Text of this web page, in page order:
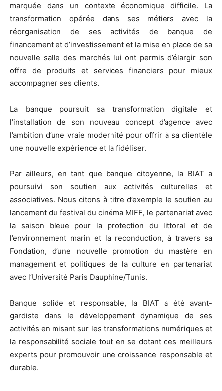
marquée dans un contexte économique difficile. La
transformation opérée dans ses métiers avec la
réorganisation de ses activités de banque de
financement et d’investissement et la mise en place de sa
nouvelle salle des marchés lui ont permis d’élargir son
offre de produits et services financiers pour mieux
accompagner ses clients.
La banque poursuit sa transformation digitale et
l’installation de son nouveau concept d’agence avec
l’ambition d’une vraie modernité pour offrir à sa clientèle
une nouvelle expérience et la fidéliser.
Par ailleurs, en tant que banque citoyenne, la BIAT a
poursuivi son soutien aux activités culturelles et
associatives. Nous citons à titre d’exemple le soutien au
lancement du festival du cinéma MIFF, le partenariat avec
la saison bleue pour la protection du littoral et de
l’environnement marin et la reconduction, à travers sa
Fondation, d’une nouvelle promotion du mastère en
management et politiques de la culture en partenariat
avec l’Université Paris Dauphine/Tunis.
Banque solide et responsable, la BIAT a été avant-
gardiste dans le développement dynamique de ses
activités en misant sur les transformations numériques et
la responsabilité sociale tout en se dotant des meilleurs
experts pour promouvoir une croissance responsable et
durable.